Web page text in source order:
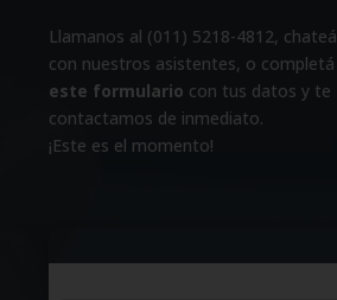
Llamanos al (011) 5218-4812, chateá
con nuestros asistentes, o completá
este formulario con tus datos y te
contactamos de inmediato.
¡Este es el momento!